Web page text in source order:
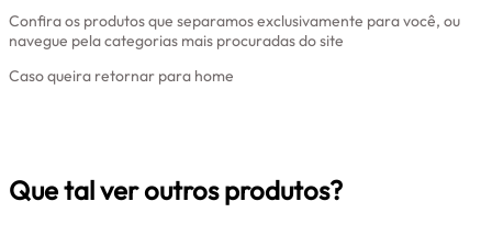
Confira os produtos que separamos exclusivamente para você, ou
navegue pela categorias mais procuradas do site
Caso queira retornar para home
Que tal ver outros produtos?